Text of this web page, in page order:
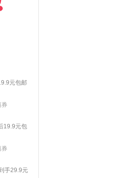
元包邮
券
19.9元包
券
手29.9元